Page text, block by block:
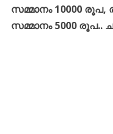
സമ്മാനം 10000 രൂപ,
സമ്മാനം 5000